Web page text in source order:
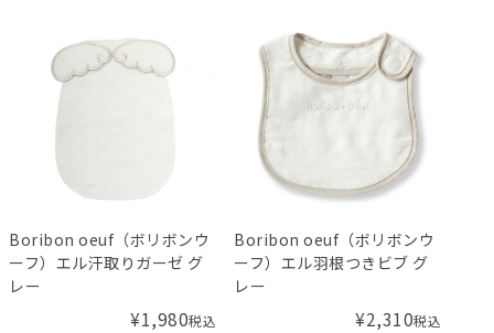
Boribon oeuf（ボリボンウ
ーフ）エル汗取りガーゼ グ
レー
¥1,980税込
Boribon oeuf（ボリボンウ
ーフ）エル羽根つきビブ グ
レー
¥2,310税込